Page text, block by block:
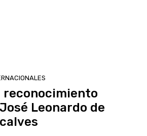
reconocimiento
Leonardo de